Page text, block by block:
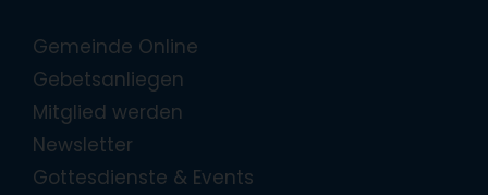
Gemeinde Online
Gebetsanliegen
Mitglied werden
Newsletter
Gottesdienste & Events